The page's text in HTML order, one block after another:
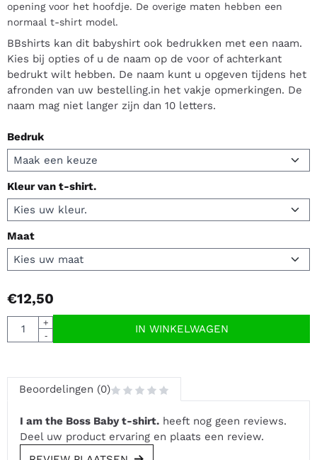
opening voor het hoofdje. De overige maten hebben een
normaal t-shirt model.
BBshirts kan dit babyshirt ook bedrukken met een naam.
Kies bij opties of u de naam op de voor of achterkant
bedrukt wilt hebben. De naam kunt u opgeven tijdens het
afronden van uw bestelling.in het vakje opmerkingen. De
naam mag niet langer zijn dan 10 letters.
Bedruk
Kleur van t-shirt.
Maat
€12,50
Aantal
+
-
IN WINKELWAGEN
Beoordelingen (0)
I am the Boss Baby t-shirt. heeft nog geen reviews.
Deel uw product ervaring en plaats een review.